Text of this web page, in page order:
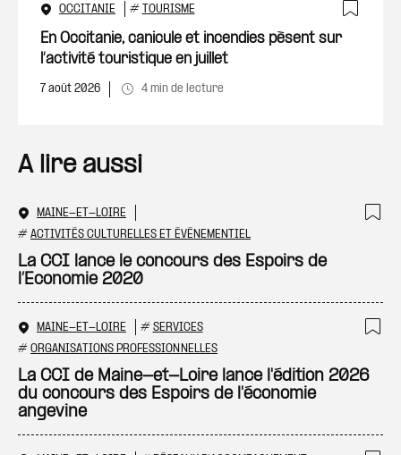
OCCITANIE # TOURISME
En Occitanie, canicule et incendies pèsent sur
l’activité touristique en juillet
7 août 2026 4 min de lecture
A lire aussi
MAINE-ET-LOIRE
# ACTIVITÉS CULTURELLES ET ÉVÉNEMENTIEL
La CCI lance le concours des Espoirs de
l’Economie 2020
MAINE-ET-LOIRE # SERVICES
# ORGANISATIONS PROFESSIONNELLES
La CCI de Maine-et-Loire lance l'édition 2026
du concours des Espoirs de l'économie
angevine